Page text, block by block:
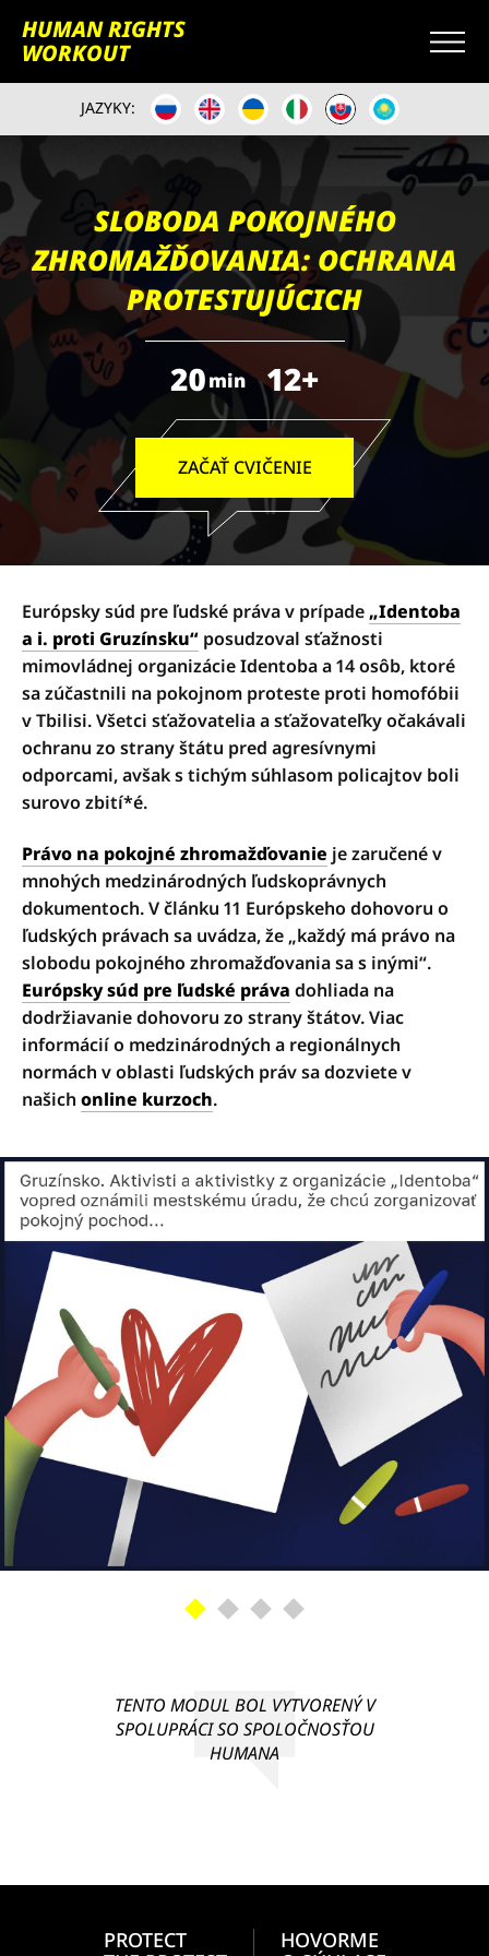
HUMAN RIGHTS
WORKOUT
JAZYKY:
SLOBODA POKOJNÉHO
ZHROMAŽĎOVANIA: OCHRANA
PROTESTUJÚCICH
20min 12+
ZAČAŤ CVIČENIE
Európsky súd pre ľudské práva v prípade „Identoba
a i. proti Gruzínsku“ posudzoval sťažnosti
mimovládnej organizácie Identoba a 14 osôb, ktoré
sa zúčastnili na pokojnom proteste proti homofóbii
v Tbilisi. Všetci sťažovatelia a sťažovateľky očakávali
ochranu zo strany štátu pred agresívnymi
odporcami, avšak s tichým súhlasom policajtov boli
surovo zbití*é.
Právo na pokojné zhromažďovanie je zaručené v
mnohých medzinárodných ľudskoprávnych
dokumentoch. V článku 11 Európskeho dohovoru o
ľudských právach sa uvádza, že „každý má právo na
slobodu pokojného zhromažďovania sa s inými“.
Európsky súd pre ľudské práva dohliada na
dodržiavanie dohovoru zo strany štátov. Viac
informácií o medzinárodných a regionálnych
normách v oblasti ľudských práv sa dozviete v
našich online kurzoch.
TENTO MODUL BOL VYTVORENÝ V
SPOLUPRÁCI SO SPOLOČNOSŤOU
HUMANA
PROTECT
HOVORME